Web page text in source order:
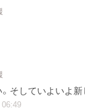
していよいよ新